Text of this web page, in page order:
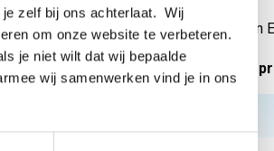
zelf bij ons achterlaat. Wij
om onze website te verbeteren.
je niet wilt dat wij bepaalde
wij samenwerken vind je in ons
Prijzen in
Stuks gewicht in kg Bruto